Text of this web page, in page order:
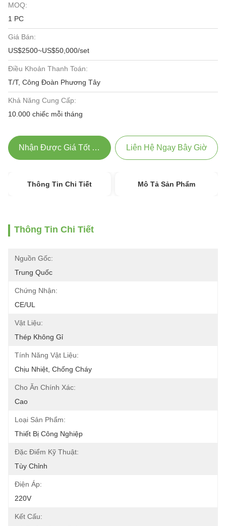
MOQ:
1 PC
Giá Bán:
US$2500~US$50,000/set
Điều Khoản Thanh Toán:
T/T, Công Đoàn Phương Tây
Khả Năng Cung Cấp:
10.000 chiếc mỗi tháng
Nhận Được Giá Tốt Nhất Liên Hệ Ngay Bây Giờ
Thông Tin Chi Tiết Mô Tả Sản Phẩm
Thông Tin Chi Tiết
Nguồn Gốc:
Trung Quốc
Chứng Nhận:
CE/UL
Vật Liệu:
Thép Không Gỉ
Tính Năng Vật Liệu:
Chịu Nhiệt, Chống Cháy
Cho Ăn Chính Xác:
Cao
Loại Sản Phẩm:
Thiết Bị Công Nghiệp
Đặc Điểm Kỹ Thuật:
Tùy Chỉnh
Điện Áp:
220V
Kết Cấu: